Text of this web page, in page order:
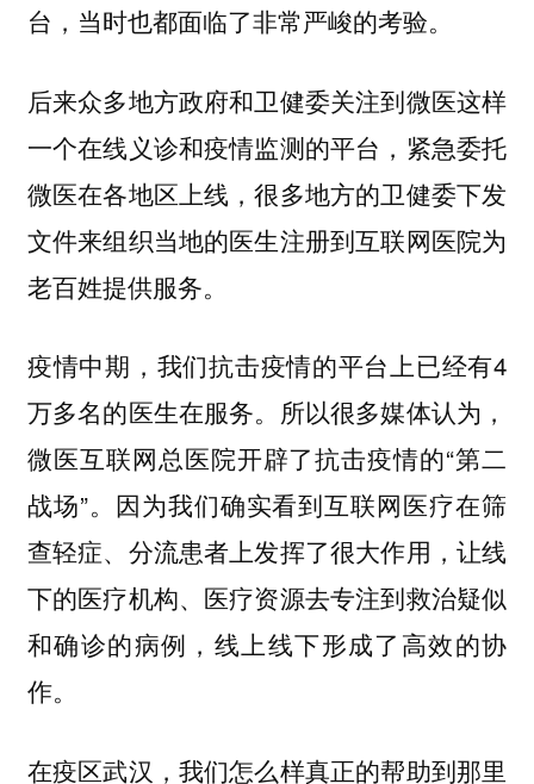
台，当时也都面临了非常严峻的考验。
后来众多地方政府和卫健委关注到微医这样
一个在线义诊和疫情监测的平台，紧急委托
微医在各地区上线，很多地方的卫健委下发
文件来组织当地的医生注册到互联网医院为
老百姓提供服务。
疫情中期，我们抗击疫情的平台上已经有4
万多名的医生在服务。所以很多媒体认为，
微医互联网总医院开辟了抗击疫情的“第二
战场”。因为我们确实看到互联网医疗在筛
查轻症、分流患者上发挥了很大作用，让线
下的医疗机构、医疗资源去专注到救治疑似
和确诊的病例，线上线下形成了高效的协
作。
在疫区武汉，我们怎么样真正的帮助到那里